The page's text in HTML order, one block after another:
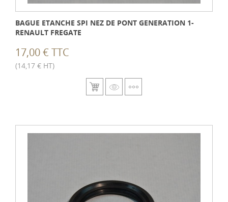
BAGUE ETANCHE SPI NEZ DE PONT GENERATION 1-
RENAULT FREGATE
17,00 € TTC
(14,17 € HT)